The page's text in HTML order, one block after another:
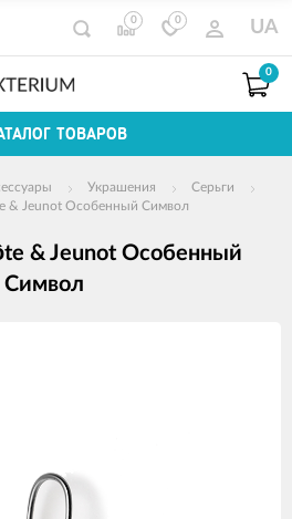
0 0 UA
0
ТОВАРОВ
Украшения
Серьги
& Jeunot Особенный Символ
& Jeunot Особенный
Символ